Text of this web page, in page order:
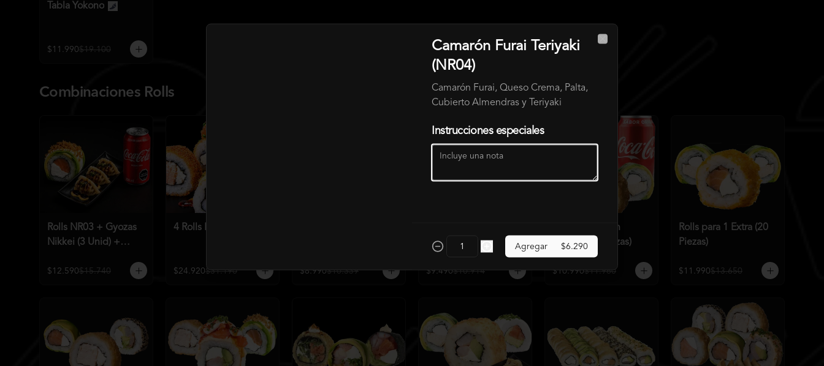
Tabla Yokono
$11.990$19.100
Combinaciones Rolls
Rolls NR03 + Gyozas
Nikkei (3 Unid) +
$12.590$15.740
4 Rolls Mundialeros
$24.920$31.190 $8.990$10.339
(15 piezas)
$9.490$10.914
Rolls para 1 con
bebida (15 Piezas)
$10.990$11.960
Rolls para 1 Extra (20
Piezas)
$11.990$13.650
Camarón Furai Teriyaki
(NR04)
Camarón Furai, Queso Crema, Palta,
Cubierto Almendras y Teriyaki
Instrucciones especiales
Agregar $6.290